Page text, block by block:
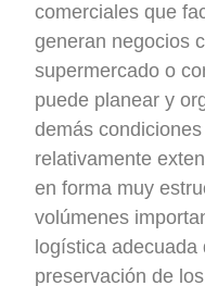
comerciales que
generan negocios
supermercado o
puede planear y
demás
relativamente
en forma muy
volúmenes
logística
preservación de